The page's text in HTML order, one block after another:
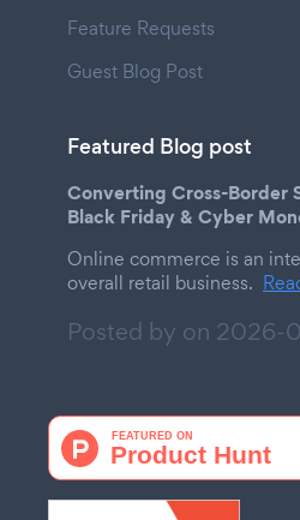
Feature Requests
Guest Blog Post
Featured Blog post
Converting Cross-Border
Black Friday & Cyber
Online commerce is an
overall retail business.
Posted by on 2026-